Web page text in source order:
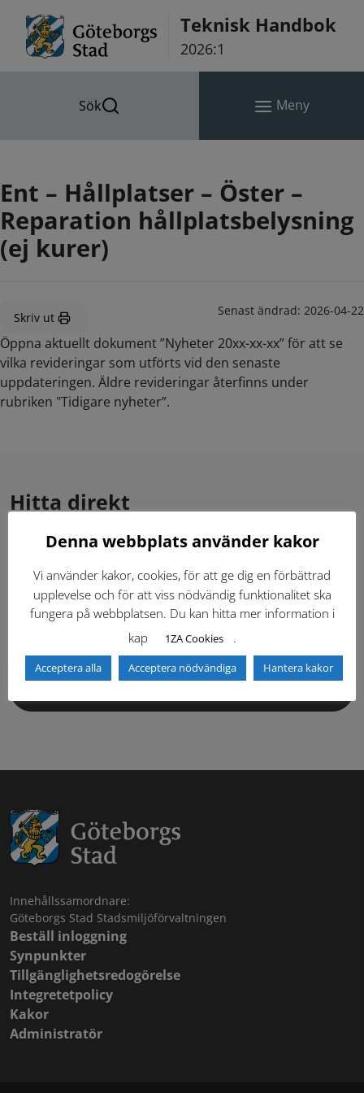
Teknisk Handbok
2026:1
Sök Meny
Ent – Hållplatser – Öster –
Reparation hållplatsbelysning
(ej kurer)
Skriv ut Senast ändrad: 2026-04-22
Öppna aktuellt dokument ”Nyheter 20xx-xx-xx” för att se
vilka revideringar som utförts vid den senaste
uppdateringen. Äldre revideringar återfinns under
rubriken "Tidigare nyheter”.
Hitta direkt
Gällande standardritningar (Dwg och pdf)
Dokumentbibliotek Kontaktlista
Tidigare versioner
Innehållssamordnare:
Göteborgs Stad Stadsmiljöförvaltningen
Beställ inloggning
Synpunkter
Tillgänglighetsredogörelse
Integretetpolicy
Kakor
Administratör
Denna webbplats använder kakor
Vi använder kakor, cookies, för att ge dig en förbättrad
upplevelse och för att viss nödvändig funktionalitet ska
fungera på webbplatsen. Du kan hitta mer information i
kap
1ZA Cookies .
Acceptera alla Acceptera nödvändiga Hantera kakor